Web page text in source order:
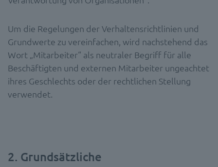
Um die Regelungen der Verhaltensrichtlinien und
Grundwerte zu vereinfachen, wird nachstehend das
Wort „Mitarbeiter“ als neutraler Begriff für alle
Beschäftigten und externen Mitarbeiter ungeachtet
ihres Geschlechts oder der rechtlichen Stellung
verwendet.
2. Grundsätzliche